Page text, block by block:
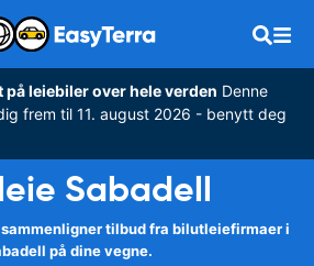
leiebiler over hele verden Denne
frem til 11. august 2026 - benytt deg
Sabadell
tilbud fra bilutleiefirmaer i
på dine vegne.